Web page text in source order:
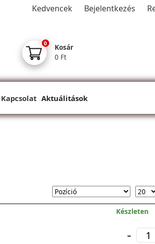
Kedvencek Bejelentkezés
0
Kosár
0 Ft
Kapcsolat Aktuálitások
Készleten
-